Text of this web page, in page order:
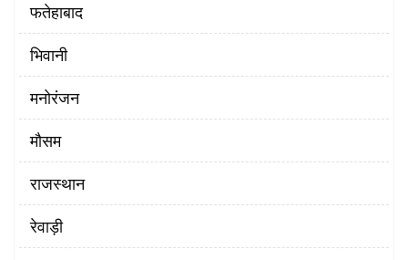
फतेहाबाद
भिवानी
मनोरंजन
मौसम
राजस्थान
रेवाड़ी